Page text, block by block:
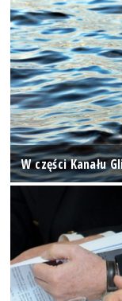
W części Kanału